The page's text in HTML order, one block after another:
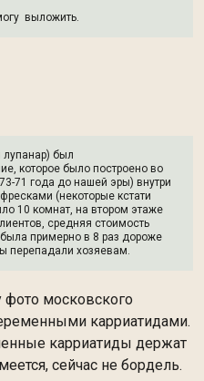
выложить.
был
которое было построено во
71 года до нашей эры) внутри
(некоторые кстати
10 комнат, на втором этаже
средняя стоимость
была примерно в 8 раз дороже
перепадали хозяевам.
фото московского
карриатидами.
карриатиды держат
сейчас не бордель.